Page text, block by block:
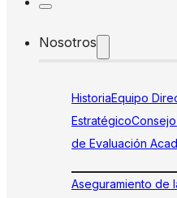
Nosotros
HistoriaEquipo
Estratégico
de Evaluación
Aseguramiento de